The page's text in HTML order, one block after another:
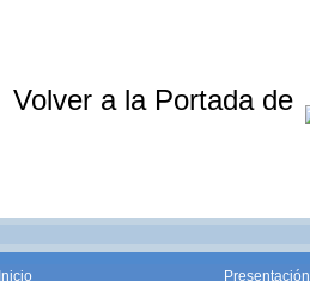
Volver a la Portada de
Inicio Presentación